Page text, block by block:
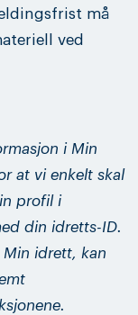
må
ved
i Min
at vi enkelt skal
profil i
din idretts-ID.
idrett, kan